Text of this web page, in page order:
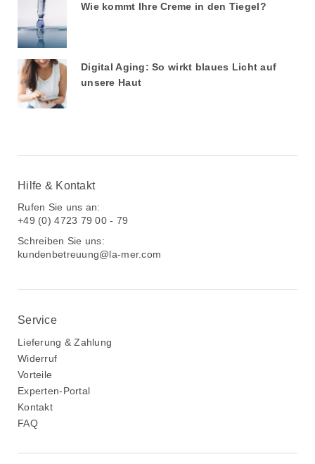
Wie kommt Ihre Creme in den Tiegel?
Digital Aging: So wirkt blaues Licht auf
unsere Haut
Hilfe & Kontakt
Rufen Sie uns an:
+49 (0) 4723 79 00 - 79
Schreiben Sie uns:
kundenbetreuung@la-mer.com
Service
Lieferung & Zahlung
Widerruf
Vorteile
Experten-Portal
Kontakt
FAQ